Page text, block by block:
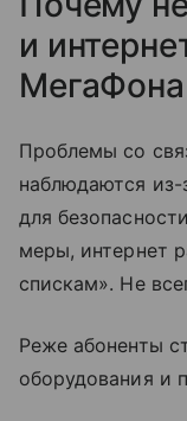
и
МегаФона
Проблемы со
наблюдаются из-
для
меры, интернет
спискам». Не
Реже абоненты
оборудования и